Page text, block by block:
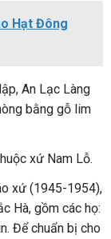
Hạt Đông
An Lạc Làng
bằng gỗ lim
xứ Nam Lỗ.
xứ (1945-1954),
Hà, gồm các họ:
Để chuẩn bị cho